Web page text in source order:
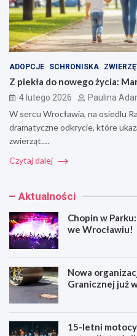
ADOPCJE SCHRONISKA
Z piekła do nowego życia:
4 lutego 2026 Paulina
W sercu Wrocławia, na osiedlu
dramatyczne odkrycie, które
zwierząt.…
Czytaj dalej
Aktualności
Chopin w
we Wrocławiu!
Nowa
Granicznej już
15-letni